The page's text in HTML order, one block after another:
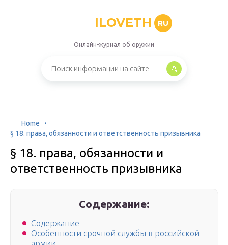
ILOVETH RU
Онлайн-журнал об оружии
Home
§ 18. права, обязанности и ответственность призывника
§ 18. права, обязанности и
ответственность призывника
Содержание:
Содержание
Особенности срочной службы в российской